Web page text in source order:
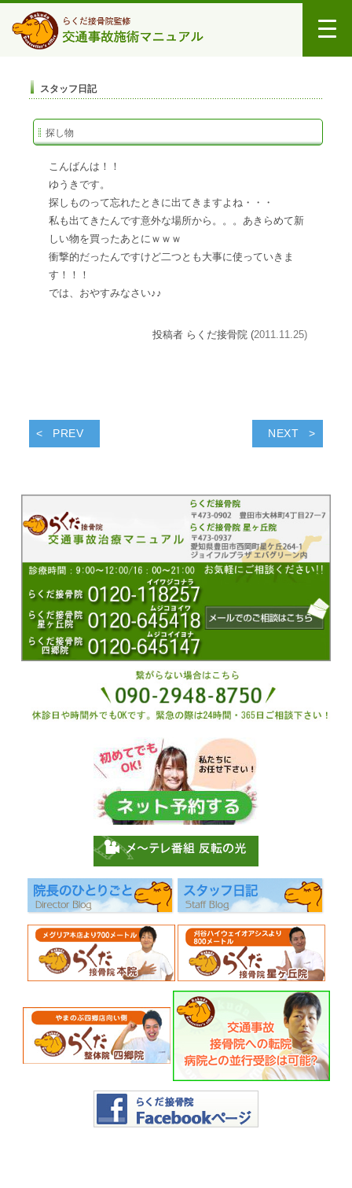
スタッフ日記
探し物
こんばんは！！
ゆうきです。
探しものって忘れたときに出てきますよね・・・
私も出てきたんです意外な場所から。。。あきらめて新
しい物を買ったあとにｗｗｗ
衝撃的だったんですけど二つとも大事に使っていきま
す！！！
では、おやすみなさい♪♪
投稿者 らくだ接骨院 (2011.11.25)
PREV NEXT